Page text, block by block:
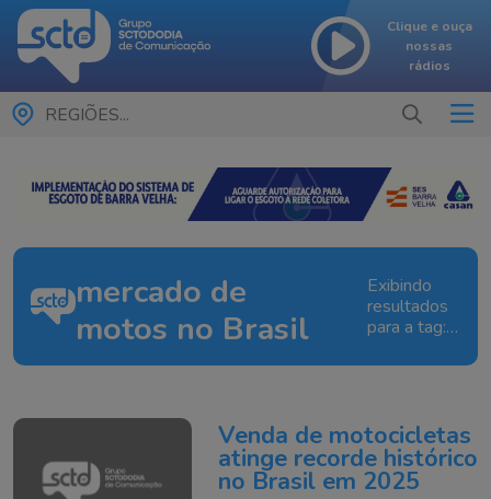
Clique e ouça
nossas
rádios
REGIÕES...
mercado de
motos no Brasil
Exibindo
resultados
para a tag:
de motos
Venda de motocicletas
atinge recorde histórico
no Brasil em 2025